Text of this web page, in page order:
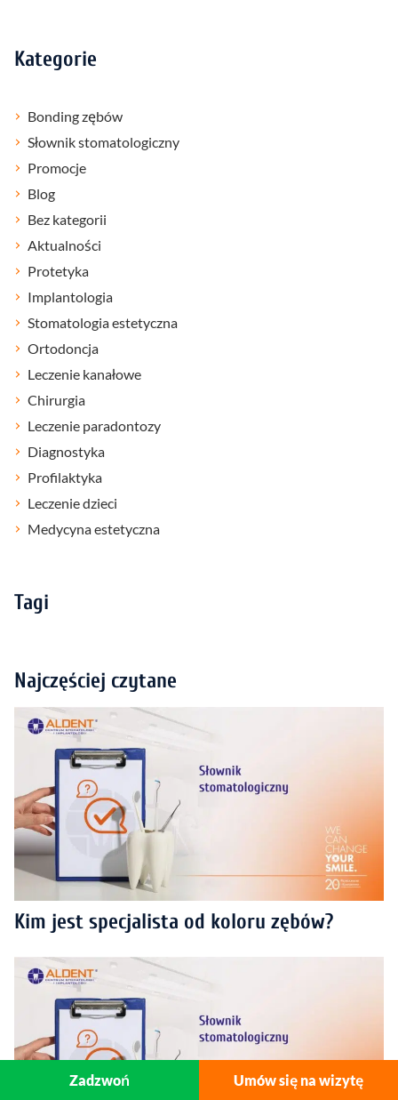
Kategorie
Bonding zębów
Słownik stomatologiczny
Promocje
Blog
Bez kategorii
Aktualności
Protetyka
Implantologia
Stomatologia estetyczna
Ortodoncja
Leczenie kanałowe
Chirurgia
Leczenie paradontozy
Diagnostyka
Profilaktyka
Leczenie dzieci
Medycyna estetyczna
Tagi
Najczęściej czytane
Kim jest specjalista od koloru zębów?
Zadzwoń Umów się na wizytę